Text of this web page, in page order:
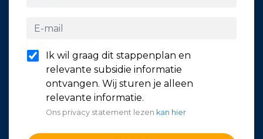
Ik wil graag dit stappenplan en
relevante subsidie informatie
ontvangen. Wij sturen je alleen
relevante informatie.
Ons privacy statement lezen kan hier